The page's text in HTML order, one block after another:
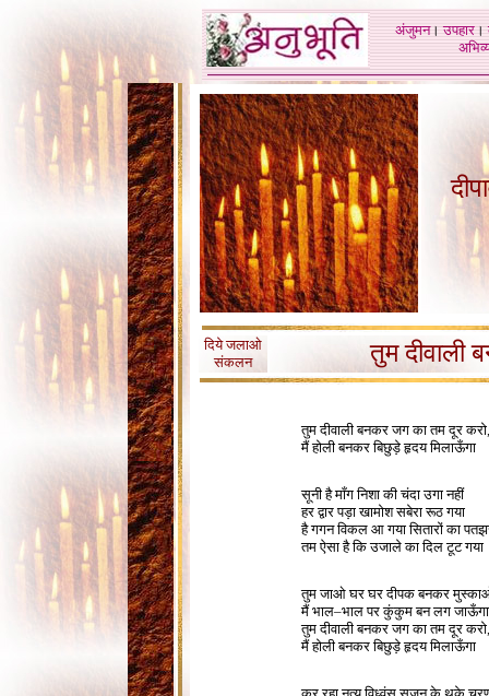
अंजुमन।उपहार।
दिये जलाओ
संकलन
तुम दीवाली
तुम दीवाली बनकर जग का तम दूर करो,
मैं होली बनकर बिछुड़े हृदय मिलाऊँगा
सूनी है माँग निशा की चंदा उगा नहीं
हर द्वार पड़ा खामोश सबेरा रूठ गया
है गगन विकल आ गया सितारों का
तम ऐसा है कि उजाले का दिल टूट गया
तुम जाओ घर घर दीपक बनकर
मैं भाल–भाल पर कुंकुम बन लग जाऊँगा
तुम दीवाली बनकर जग का तम दूर करो,
मैं होली बनकर बिछुड़े हृदय मिलाऊँगा